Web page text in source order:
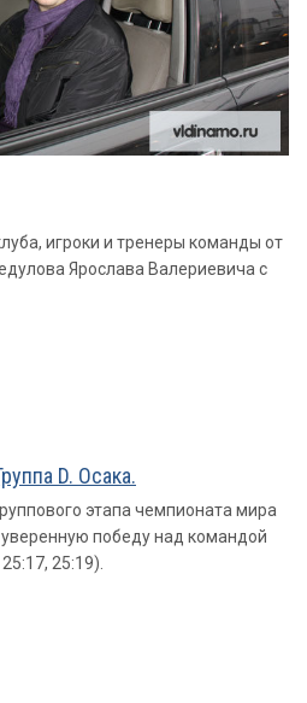
игроки и тренеры команды от
Ярослава Валериевича с
D. Осака.
этапа чемпионата мира
победу над командой
25:19).